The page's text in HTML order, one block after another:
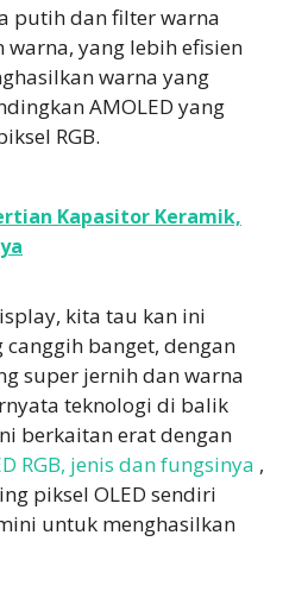
putih dan filter warna
yang lebih efisien
warna yang
AMOLED yang
RGB.
Kapasitor Keramik,
kita tau kan ini
banget, dengan
super jernih dan warna
teknologi di balik
berkaitan erat dengan
RGB, jenis dan fungsinya ,
piksel OLED sendiri
untuk menghasilkan